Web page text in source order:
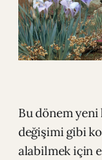
Bu dönem
değişimi gibi
alabilmek için